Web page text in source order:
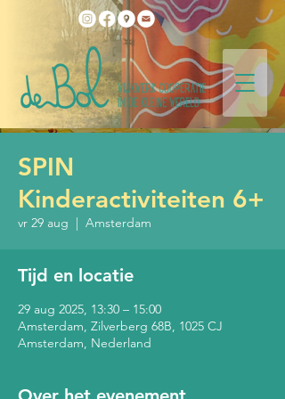
SPIN
Kinderactiviteiten 6+
vr 29 aug
  |
Amsterdam
Tijd en locatie
29 aug 2025, 13:30 – 15:00
Amsterdam, Zilverberg 68B, 1025 CJ
Amsterdam, Nederland